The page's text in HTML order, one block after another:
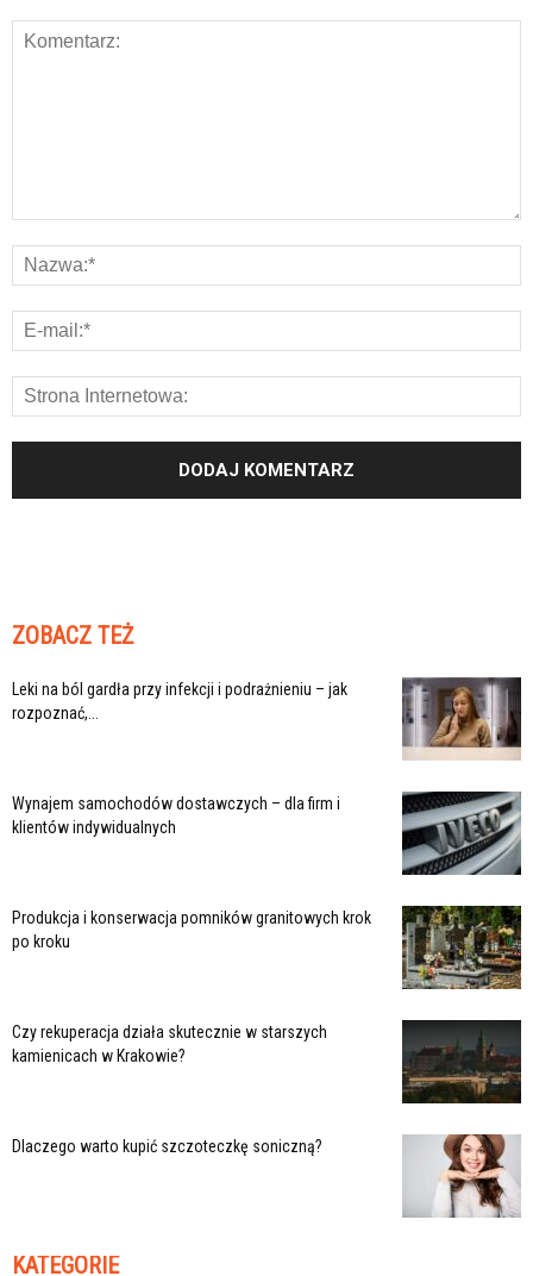
ZOBACZ TEŻ
Leki na ból gardła przy infekcji i podrażnieniu – jak
rozpoznać,...
Wynajem samochodów dostawczych – dla firm i
klientów indywidualnych
Produkcja i konserwacja pomników granitowych krok
po kroku
Czy rekuperacja działa skutecznie w starszych
kamienicach w Krakowie?
Dlaczego warto kupić szczoteczkę soniczną?
KATEGORIE